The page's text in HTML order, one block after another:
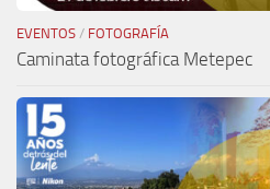
EVENTOS / FOTOGRAFÍA
Caminata fotográfica Metepec